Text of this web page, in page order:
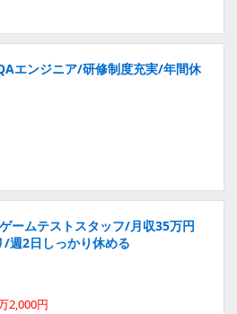
エンジニア/研修制度充実/年間休
ームテストスタッフ/月収35万円
週2日しっかり休める
2,000円